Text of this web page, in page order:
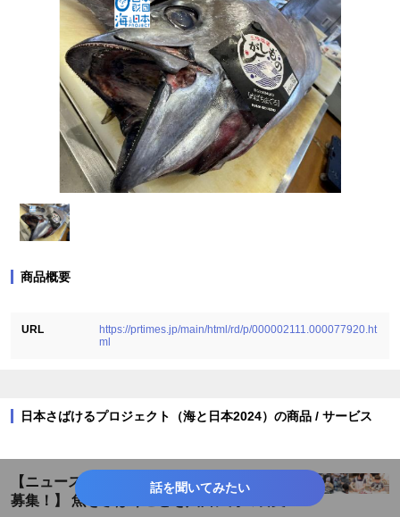
商品概要
URL
https://prtimes.jp/main/html/rd/p/000002111.000077920.ht
ml
日本さばけるプロジェクト（海と日本2024）の商品 / サービス
【ニュースリリース】【全国から10の事業者
募集！】 魚をさばくことを入口に海の食文化
話を聞いてみたい